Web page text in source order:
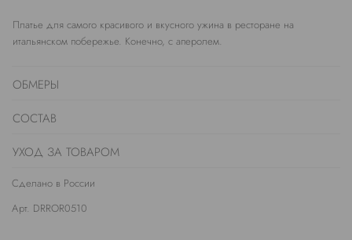
Платье для самого красивого и вкусного ужина в ресторане на
итальянском побережье. Конечно, с аперолем.
ОБМЕРЫ
СОСТАВ
УХОД ЗА ТОВАРОМ
Сделано в России
Арт. DRROR0510